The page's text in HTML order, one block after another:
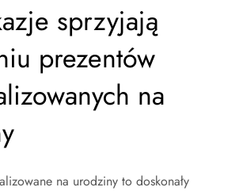
sprzyjają
prezentów
na
na urodziny to doskonały